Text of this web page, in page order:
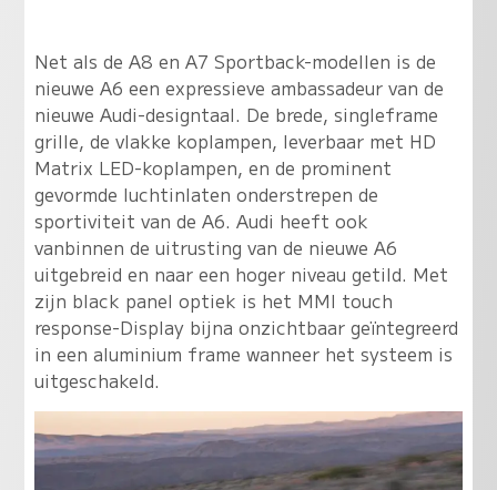
Net als de A8 en A7 Sportback-modellen is de
nieuwe A6 een expressieve ambassadeur van de
nieuwe Audi-designtaal. De brede, singleframe
grille, de vlakke koplampen, leverbaar met HD
Matrix LED-koplampen, en de prominent
gevormde luchtinlaten onderstrepen de
sportiviteit van de A6. Audi heeft ook
vanbinnen de uitrusting van de nieuwe A6
uitgebreid en naar een hoger niveau getild. Met
zijn black panel optiek is het MMI touch
response-Display bijna onzichtbaar geïntegreerd
in een aluminium frame wanneer het systeem is
uitgeschakeld.